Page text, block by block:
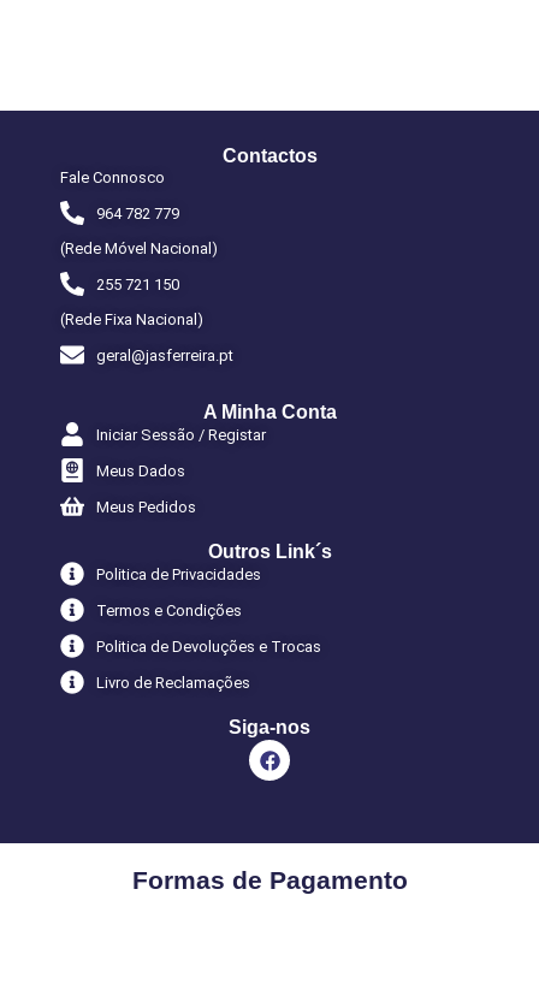
Contactos
Fale Connosco
964 782 779
(Rede Móvel Nacional)
255 721 150
(Rede Fixa Nacional)
geral@jasferreira.pt
A Minha Conta
Iniciar Sessão / Registar
Meus Dados
Meus Pedidos
Outros Link´s
Politica de Privacidades
Termos e Condições
Politica de Devoluções e Trocas
Livro de Reclamações
Siga-nos
Formas de Pagamento